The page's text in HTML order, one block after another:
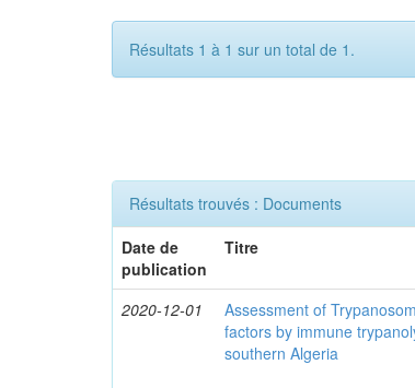
Résultats 1 à 1 sur un total de 1.
Résultats trouvés : Documents
Date de
publication
Titre
2020-12-01
Assessment of
factors by immune
southern Algeria